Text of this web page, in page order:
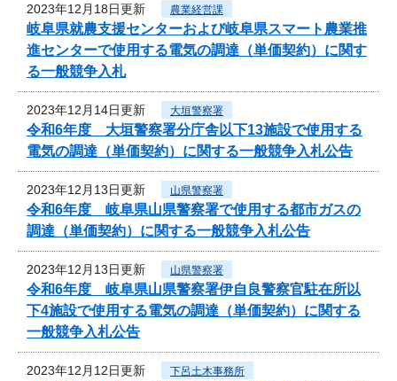
2023年12月18日更新 農業経営課
岐阜県就農支援センターおよび岐阜県スマート農業推
進センターで使用する電気の調達（単価契約）に関す
る一般競争入札
2023年12月14日更新 大垣警察署
令和6年度 大垣警察署分庁舎以下13施設で使用する
電気の調達（単価契約）に関する一般競争入札公告
2023年12月13日更新 山県警察署
令和6年度 岐阜県山県警察署で使用する都市ガスの
調達（単価契約）に関する一般競争入札公告
2023年12月13日更新 山県警察署
令和6年度 岐阜県山県警察署伊自良警察官駐在所以
下4施設で使用する電気の調達（単価契約）に関する
一般競争入札公告
2023年12月12日更新 下呂土木事務所